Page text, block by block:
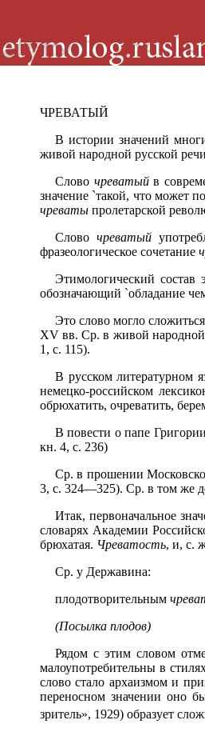
ЧРЕВАТЫЙ
В истории значений
живой народной русской
Слово чреватыйв
значение `такой, что может
чреваты пролетарской
Слово чреватый
фразеологическое сочетание
Этимологический состав
обозначающий `обладание
Это слово могло
XV вв. Ср. в живой
1, с. 115).
В русском литературном
немецко-российском
обрюхатить, очреватить,
В повести о папе
кн. 4, с. 236)
Ср. в прошении
3, с. 324—325). Ср. в том же
Итак, первоначальное
словарях Академии
брюхатая. Чреватость, и, с.
Ср. у Державина:
плодотворительным
(Посылка плодов)
Рядом с этим словом
малоупотребительны в
слово стало архаизмом и
переносном значении оно
зритель», 1929) образует